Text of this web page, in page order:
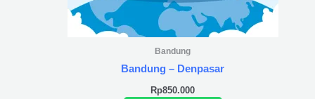
Bandung
Bandung – Denpasar
Rp850.000